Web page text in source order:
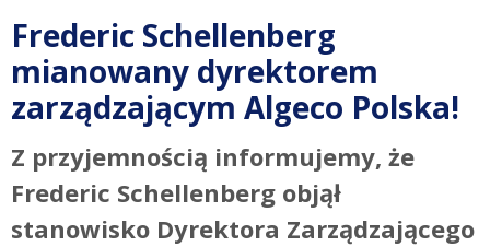
Frederic Schellenberg
mianowany dyrektorem
zarządzającym Algeco Polska!
Z przyjemnością informujemy, że
Frederic Schellenberg objął
stanowisko Dyrektora Zarządzającego